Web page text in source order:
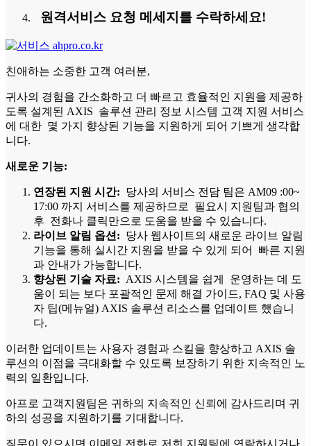
원격서비스 요청 메세지를 수락하세요!
친애하는 소중한 고객 여러분,
귀사의 경험을 간소화하고 더 빠르고 효율적인 지원을 제공하
도록 설계된 AXIS 솔루션 관리 정보 시스템 고객 지원 서비스
에 대한 몇 가지 향상된 기능을 지원하게 되어 기쁘게 생각합
니다.
새로운 기능:
연장된 지원 시간: 당사의 서비스 전담 팀은 AM09 :00~
17:00 까지 서비스를 제공하므로 필요시 지원팀과 협의
후 전화나 클릭만으로 도움을 받을 수 있습니다.
라이브 알림 옵션: 당사 웹사이트의 새로운 라이브 알림
기능을 통해 실시간 지원을 받을 수 있게 되어 빠른 지원
과 안내가 가능합니다.
향상된 기술 자료: AXIS 시스템을 쉽게 운영하는 데 도
움이 되는 보다 포괄적인 문제 해결 가이드, FAQ 및 사용
자 팁(메뉴얼) AXIS 솔루션 리소스를 업데이트 했습니
다.
이러한 업데이트는 사용자 경험과 스킬을 향상하고 AXIS 솔
루션의 이점을 극대화할 수 있도록 보장하기 위한 지속적인 노
력의 일환입니다.
아프로 고객지원팀은 귀하의 지속적인 신뢰에 감사드리며 귀
하의 성공을 지원하기를 기대합니다.